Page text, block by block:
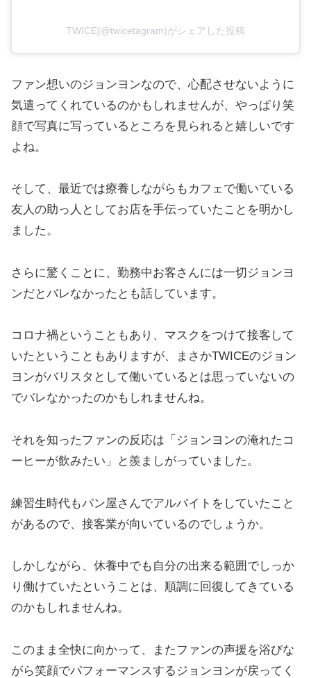
TWICE(@twicetagram)がシェアした投稿
ファン想いのジョンヨンなので、心配させないように
気遣ってくれているのかもしれませんが、やっぱり笑
顔で写真に写っているところを見られると嬉しいです
よね。
そして、最近では療養しながらもカフェで働いている
友人の助っ人としてお店を手伝っていたことを明かし
ました。
さらに驚くことに、勤務中お客さんには一切ジョンヨ
ンだとバレなかったとも話しています。
コロナ禍ということもあり、マスクをつけて接客して
いたということもありますが、まさかTWICEのジョン
ヨンがバリスタとして働いているとは思っていないの
でバレなかったのかもしれませんね。
それを知ったファンの反応は「ジョンヨンの淹れたコ
ーヒーが飲みたい」と羨ましがっていました。
練習生時代もパン屋さんでアルバイトをしていたこと
があるので、接客業が向いているのでしょうか。
しかしながら、休養中でも自分の出来る範囲でしっか
り働けていたということは、順調に回復してきている
のかもしれませんね。
このまま全快に向かって、またファンの声援を浴びな
がら笑顔でパフォーマンスするジョンヨンが戻ってく